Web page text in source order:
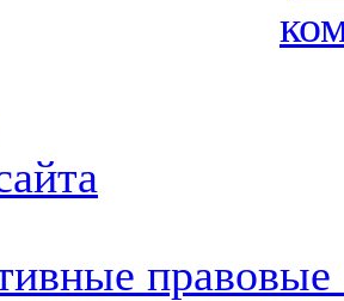
правовые